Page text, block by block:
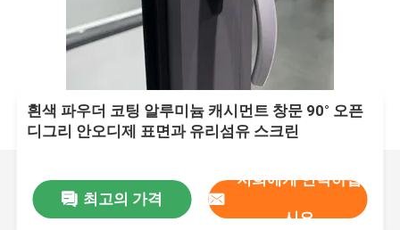
흰색 파우더 코팅 알루미늄 캐시먼트 창문 90° 오픈
디그리 안오디제 표면과 유리섬유 스크린
최고의 가격
저희에게 연락하십
시오